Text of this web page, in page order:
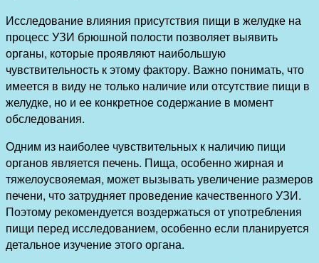
Исследование влияния присутствия пищи в желудке на
процесс УЗИ брюшной полости позволяет выявить
органы, которые проявляют наибольшую
чувствительность к этому фактору. Важно понимать, что
имеется в виду не только наличие или отсутствие пищи в
желудке, но и ее конкретное содержание в момент
обследования.
Одним из наиболее чувствительных к наличию пищи
органов является печень. Пища, особенно жирная и
тяжелоусвояемая, может вызывать увеличение размеров
печени, что затрудняет проведение качественного УЗИ.
Поэтому рекомендуется воздержаться от употребления
пищи перед исследованием, особенно если планируется
детальное изучение этого органа.